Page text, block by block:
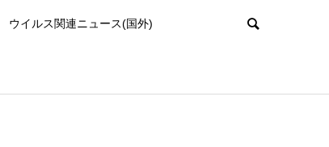
ウイルス関連ニュース(国外)